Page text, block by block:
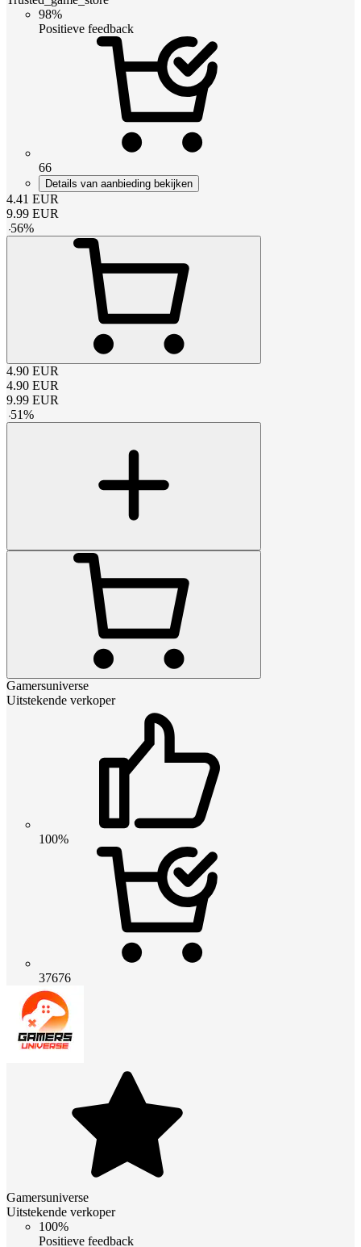
98%
Positieve feedback
66
Details van aanbieding bekijken
4.41 EUR
9.99 EUR
-56%
4.90 EUR
4.90 EUR
9.99 EUR
-51%
Gamersuniverse
Uitstekende verkoper
100%
37676
Gamersuniverse
Uitstekende verkoper
100%
Positieve feedback